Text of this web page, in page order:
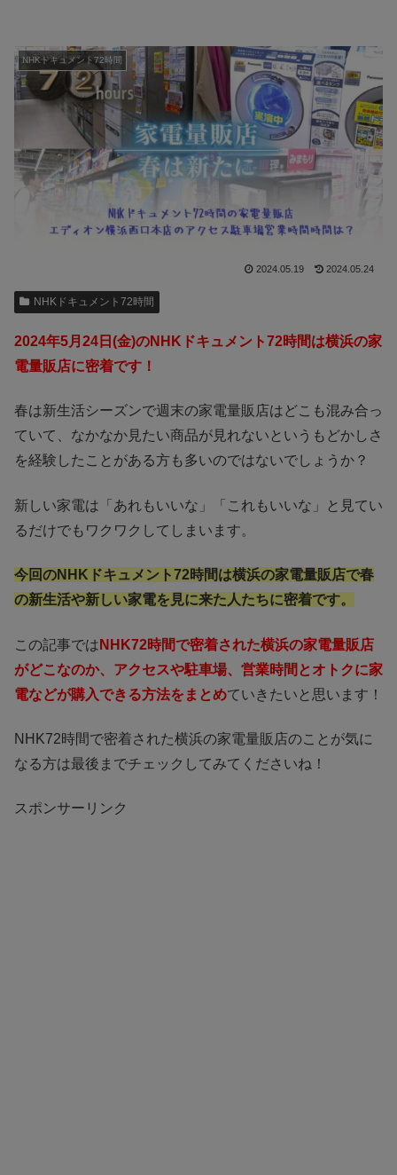
NHKドキュメント72時間
2024.05.19 2024.05.24
NHKドキュメント72時間
2024年5月24日(金)のNHKドキュメント72時間は横浜の家
電量販店に密着です！
春は新生活シーズンで週末の家電量販店はどこも混み合っ
ていて、なかなか見たい商品が見れないというもどかしさ
を経験したことがある方も多いのではないでしょうか？
新しい家電は「あれもいいな」「これもいいな」と見てい
るだけでもワクワクしてしまいます。
今回のNHKドキュメント72時間は横浜の家電量販店で春
の新生活や新しい家電を見に来た人たちに密着です。
この記事では NHK72時間で密着された横浜の家電量販店
がどこなのか、アクセスや駐車場、営業時間とオトクに家
電などが購入できる方法をまとめていきたいと思います！
NHK72時間で密着された横浜の家電量販店のことが気に
なる方は最後までチェックしてみてくださいね！
スポンサーリンク